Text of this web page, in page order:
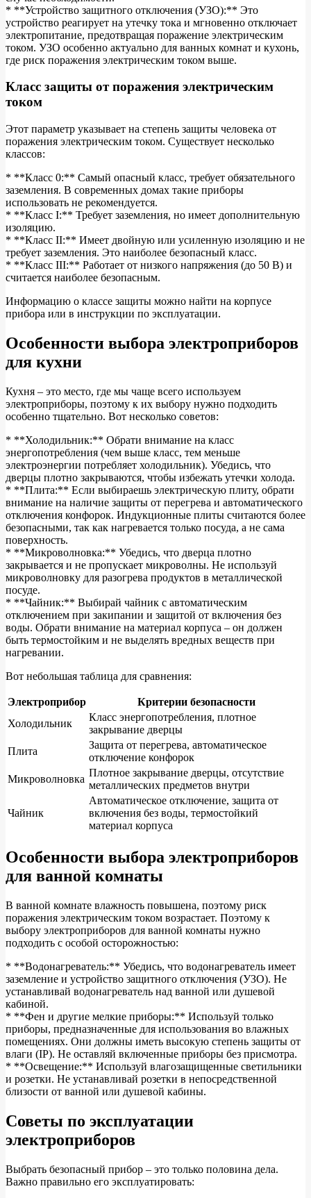
* **Устройство защитного отключения (УЗО):** Это
устройство реагирует на утечку тока и мгновенно отключает
электропитание, предотвращая поражение электрическим
током. УЗО особенно актуально для ванных комнат и кухонь,
где риск поражения электрическим током выше.
Класс защиты от поражения электрическим
током
Этот параметр указывает на степень защиты человека от
поражения электрическим током. Существует несколько
классов:
* **Класс 0:** Самый опасный класс, требует обязательного
заземления. В современных домах такие приборы
использовать не рекомендуется.
* **Класс I:** Требует заземления, но имеет дополнительную
изоляцию.
* **Класс II:** Имеет двойную или усиленную изоляцию и не
требует заземления. Это наиболее безопасный класс.
* **Класс III:** Работает от низкого напряжения (до 50 В) и
считается наиболее безопасным.
Информацию о классе защиты можно найти на корпусе
прибора или в инструкции по эксплуатации.
Особенности выбора электроприборов
для кухни
Кухня – это место, где мы чаще всего используем
электроприборы, поэтому к их выбору нужно подходить
особенно тщательно. Вот несколько советов:
* **Холодильник:** Обрати внимание на класс
энергопотребления (чем выше класс, тем меньше
электроэнергии потребляет холодильник). Убедись, что
дверцы плотно закрываются, чтобы избежать утечки холода.
* **Плита:** Если выбираешь электрическую плиту, обрати
внимание на наличие защиты от перегрева и автоматического
отключения конфорок. Индукционные плиты считаются более
безопасными, так как нагревается только посуда, а не сама
поверхность.
* **Микроволновка:** Убедись, что дверца плотно
закрывается и не пропускает микроволны. Не используй
микроволновку для разогрева продуктов в металлической
посуде.
* **Чайник:** Выбирай чайник с автоматическим
отключением при закипании и защитой от включения без
воды. Обрати внимание на материал корпуса – он должен
быть термостойким и не выделять вредных веществ при
нагревании.
Вот небольшая таблица для сравнения:
Электроприбор
Критерии безопасности
Холодильник
Класс энергопотребления, плотное
закрывание дверцы
Плита
Защита от перегрева, автоматическое
отключение конфорок
Микроволновка
Плотное закрывание дверцы, отсутствие
металлических предметов внутри
Чайник
Автоматическое отключение, защита от
включения без воды, термостойкий
материал корпуса
Особенности выбора электроприборов
для ванной комнаты
В ванной комнате влажность повышена, поэтому риск
поражения электрическим током возрастает. Поэтому к
выбору электроприборов для ванной комнаты нужно
подходить с особой осторожностью:
* **Водонагреватель:** Убедись, что водонагреватель имеет
заземление и устройство защитного отключения (УЗО). Не
устанавливай водонагреватель над ванной или душевой
кабиной.
* **Фен и другие мелкие приборы:** Используй только
приборы, предназначенные для использования во влажных
помещениях. Они должны иметь высокую степень защиты от
влаги (IP). Не оставляй включенные приборы без присмотра.
* **Освещение:** Используй влагозащищенные светильники
и розетки. Не устанавливай розетки в непосредственной
близости от ванной или душевой кабины.
Советы по эксплуатации
электроприборов
Выбрать безопасный прибор – это только половина дела.
Важно правильно его эксплуатировать: